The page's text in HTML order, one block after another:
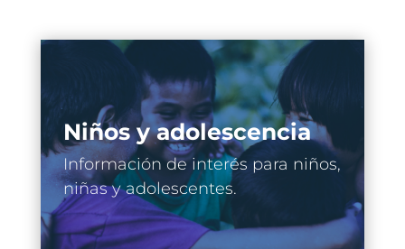
Niños y adolescencia
Información de interés para niños,
niñas y adolescentes.